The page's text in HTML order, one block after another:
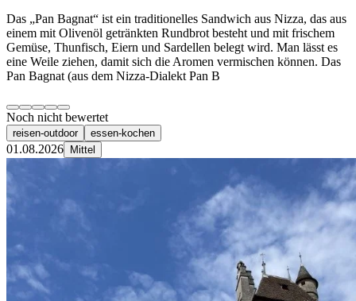
Das „Pan Bagnat“ ist ein traditionelles Sandwich aus Nizza, das aus
einem mit Olivenöl getränkten Rundbrot besteht und mit frischem
Gemüse, Thunfisch, Eiern und Sardellen belegt wird. Man lässt es
eine Weile ziehen, damit sich die Aromen vermischen können. Das
Pan Bagnat (aus dem Nizza-Dialekt Pan B
Noch nicht bewertet
reisen-outdoor essen-kochen
01.08.2026 Mittel